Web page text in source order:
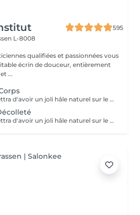
595
L-8008
qualifiées et passionnées vous
écrin de douceur, entièrement
...
Le tanning vous permettra d'avoir un joli hâle naturel sur le corps et le visage pour une durée de 8-10 jours. Ce soin est parfait pour démarrer les beaux jours, ou encore pour une occasion, ou pour votre départ en vacances afin de préparer votre peau. Conseils avant de venir à la séance : -Effectuez un gommage du corps et du visage la veille pour que la peau puisse mieux absorber le produit bronzant. -Si vous souhaitez vous épiler, faites le au moins 24h avant pour laisser le temps aux pores de la peau de se refermer. -Venez avec des vêtements amples et noir de préférence
Le tanning vous permettra d'avoir un joli hâle naturel sur le visage et le décolleté pour une durée de 8-10 jours. Ce soin est parfait pour démarrer les beaux jours, ou encore pour une occasion, ou pour votre départ en vacances afin de préparer votre peau. Conseils avant de venir à la séance : -Effectuez un gommage du visage la veille pour que la peau puisse mieux absorber le produit bronzant. -Si vous souhaitez vous épiler, faites le au moins 24h avant pour laisser le temps aux pores de la peau de se refermer.